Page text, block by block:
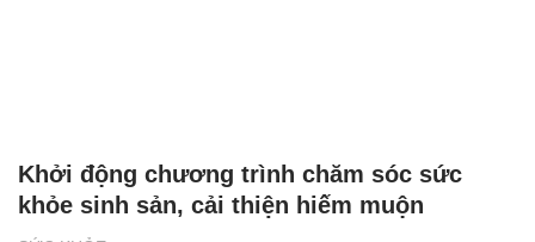
Khởi động chương trình chăm sóc sức
khỏe sinh sản, cải thiện hiếm muộn